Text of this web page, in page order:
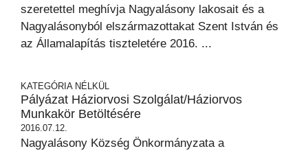
szeretettel meghívja Nagyalásony lakosait és a
Nagyalásonyból elszármazottakat Szent István és
az Államalapítás tiszteletére 2016. ...
KATEGÓRIA NÉLKÜL
Pályázat Háziorvosi Szolgálat/háziorvos
Munkakör Betöltésére
2016.07.12.
Nagyalásony Község Önkormányzata a